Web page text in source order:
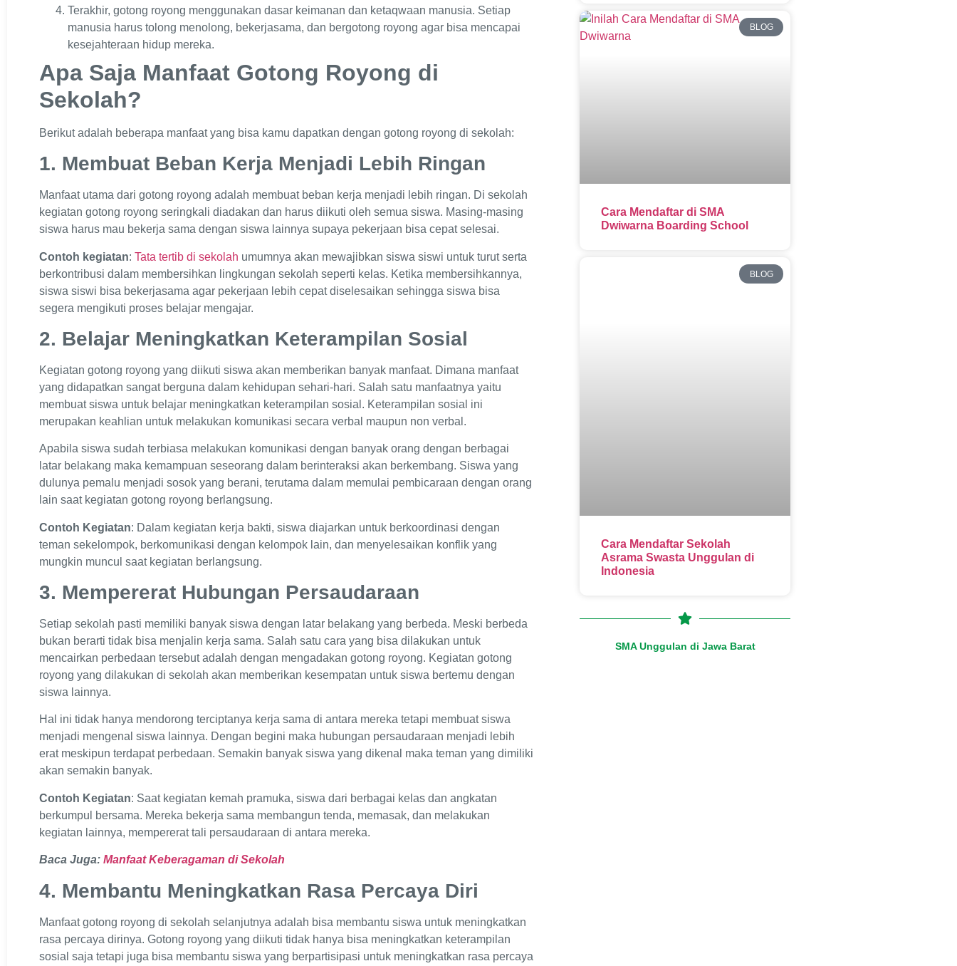
Terakhir, gotong royong menggunakan dasar keimanan dan ketaqwaan manusia. Setiap
manusia harus tolong menolong, bekerjasama, dan bergotong royong agar bisa mencapai
kesejahteraan hidup mereka.
Apa Saja Manfaat Gotong Royong di
Sekolah?
Berikut adalah beberapa manfaat yang bisa kamu dapatkan dengan gotong royong di sekolah:
1. Membuat Beban Kerja Menjadi Lebih Ringan
Manfaat utama dari gotong royong adalah membuat beban kerja menjadi lebih ringan. Di sekolah
kegiatan gotong royong seringkali diadakan dan harus diikuti oleh semua siswa. Masing-masing
siswa harus mau bekerja sama dengan siswa lainnya supaya pekerjaan bisa cepat selesai.
Contoh kegiatan: Tata tertib di sekolah umumnya akan mewajibkan siswa siswi untuk turut serta
berkontribusi dalam membersihkan lingkungan sekolah seperti kelas. Ketika membersihkannya,
siswa siswi bisa bekerjasama agar pekerjaan lebih cepat diselesaikan sehingga siswa bisa
segera mengikuti proses belajar mengajar.
2. Belajar Meningkatkan Keterampilan Sosial
Kegiatan gotong royong yang diikuti siswa akan memberikan banyak manfaat. Dimana manfaat
yang didapatkan sangat berguna dalam kehidupan sehari-hari. Salah satu manfaatnya yaitu
membuat siswa untuk belajar meningkatkan keterampilan sosial. Keterampilan sosial ini
merupakan keahlian untuk melakukan komunikasi secara verbal maupun non verbal.
Apabila siswa sudah terbiasa melakukan komunikasi dengan banyak orang dengan berbagai
latar belakang maka kemampuan seseorang dalam berinteraksi akan berkembang. Siswa yang
dulunya pemalu menjadi sosok yang berani, terutama dalam memulai pembicaraan dengan orang
lain saat kegiatan gotong royong berlangsung.
Contoh Kegiatan: Dalam kegiatan kerja bakti, siswa diajarkan untuk berkoordinasi dengan
teman sekelompok, berkomunikasi dengan kelompok lain, dan menyelesaikan konflik yang
mungkin muncul saat kegiatan berlangsung.
3. Mempererat Hubungan Persaudaraan
Setiap sekolah pasti memiliki banyak siswa dengan latar belakang yang berbeda. Meski berbeda
bukan berarti tidak bisa menjalin kerja sama. Salah satu cara yang bisa dilakukan untuk
mencairkan perbedaan tersebut adalah dengan mengadakan gotong royong. Kegiatan gotong
royong yang dilakukan di sekolah akan memberikan kesempatan untuk siswa bertemu dengan
siswa lainnya.
Hal ini tidak hanya mendorong terciptanya kerja sama di antara mereka tetapi membuat siswa
menjadi mengenal siswa lainnya. Dengan begini maka hubungan persaudaraan menjadi lebih
erat meskipun terdapat perbedaan. Semakin banyak siswa yang dikenal maka teman yang dimiliki
akan semakin banyak.
Contoh Kegiatan: Saat kegiatan kemah pramuka, siswa dari berbagai kelas dan angkatan
berkumpul bersama. Mereka bekerja sama membangun tenda, memasak, dan melakukan
kegiatan lainnya, mempererat tali persaudaraan di antara mereka.
Baca Juga: Manfaat Keberagaman di Sekolah
4. Membantu Meningkatkan Rasa Percaya Diri
Manfaat gotong royong di sekolah selanjutnya adalah bisa membantu siswa untuk meningkatkan
rasa percaya dirinya. Gotong royong yang diikuti tidak hanya bisa meningkatkan keterampilan
sosial saja tetapi juga bisa membantu siswa yang berpartisipasi untuk meningkatkan rasa percaya
BLOG
Cara Mendaftar di SMA
Dwiwarna Boarding School
BLOG
Cara Mendaftar Sekolah
Asrama Swasta Unggulan di
Indonesia
SMA Unggulan di Jawa Barat